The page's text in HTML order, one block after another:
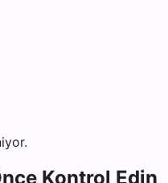
Kontrol Edin